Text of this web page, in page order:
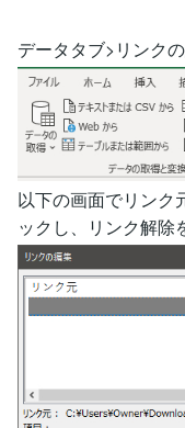
データタブ>リンク
以下の画面でリンク
ックし、リンク解除